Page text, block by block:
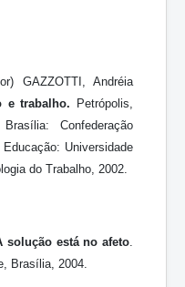
GAZZOTTI, Andréia
e trabalho. Petrópolis,
Confederação
Universidade
do Trabalho, 2002.
solução está no afeto
Brasília, 2004.